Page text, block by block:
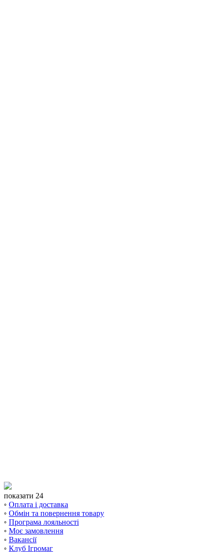
показати 24
◦ Оплата і доставка
◦ Обмін та повернення товару
◦ Програма лояльності
◦ Моє замовлення
◦ Вакансії
◦ Клуб Ігромаг